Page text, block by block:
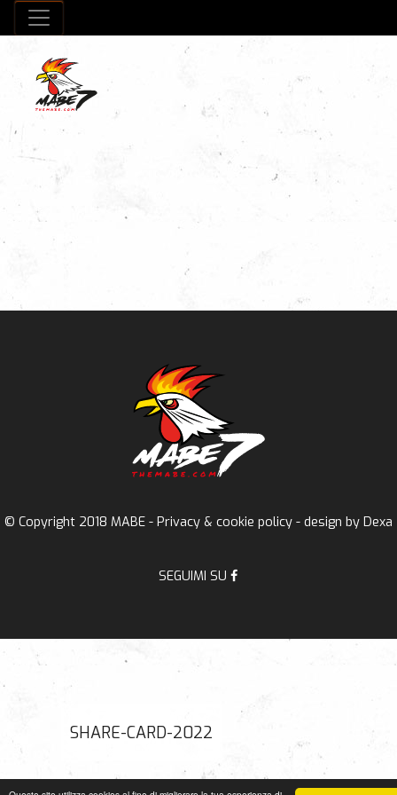
SHARE-CARD-2022
© Copyright 2018 MABE - Privacy & cookie policy - design by Dexa
SEGUIMI SU